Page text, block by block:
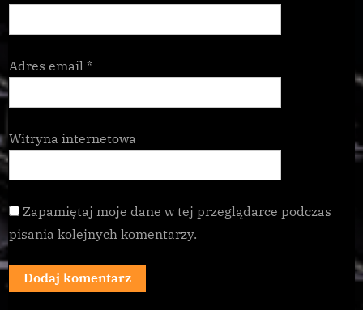
Adres email *
Witryna internetowa
Zapamiętaj moje dane w tej przeglądarce podczas
pisania kolejnych komentarzy.